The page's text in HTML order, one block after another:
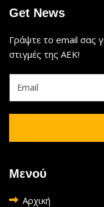
Get News
Γράψτε το email σας
στιγμές της ΑΕΚ!
Μενού
Αρχική